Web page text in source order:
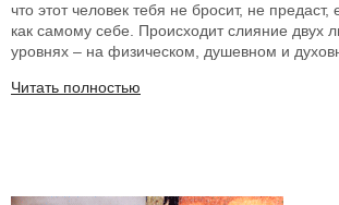
что этот человек тебя не бросит, не
как самому себе. Происходит слияние двух
уровнях – на физическом, душевном и
Читать полностью